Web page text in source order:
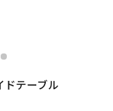
ドテーブル